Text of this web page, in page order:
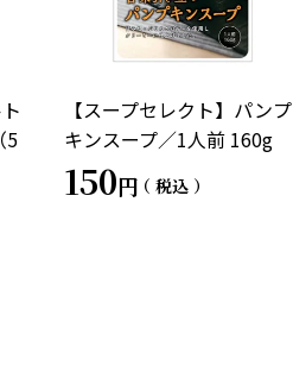
5
【スープセレクト】パンプ
キンスープ／1人前 160g
150 税込